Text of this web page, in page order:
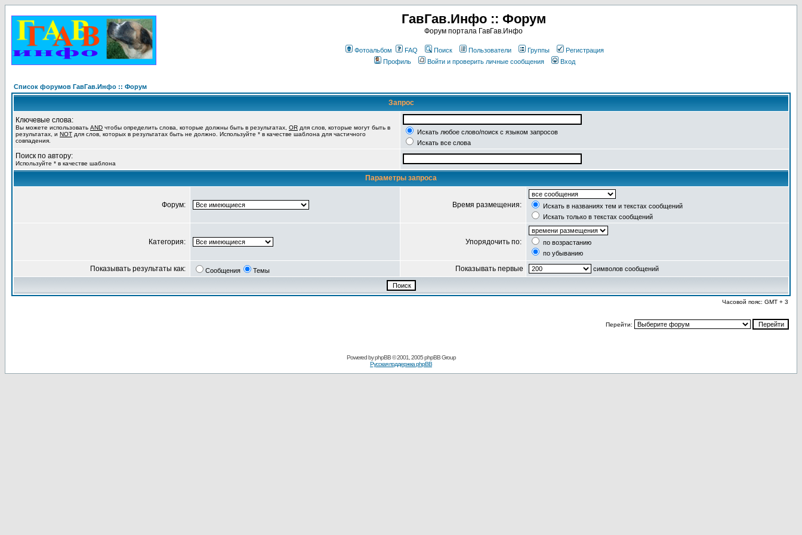
ГавГав.Инфо :: Форум
Форум портала ГавГав.Инфо
Фотоальбом FAQ Поиск Пользователи Группы
Регистрация
Профиль
Войти и проверить личные сообщения Вход
Список форумов ГавГав.Инфо :: Форум
Запрос
Ключевые слова:
Вы можете использовать AND чтобы определить слова, которые должны быть в результатах, OR для слов, которые могут быть в
результатах, и NOT для слов, которых в результатах быть не должно. Используйте * в качестве шаблона для частичного
совпадения.
Искать любое слово/поиск с языком запросов
Искать все слова
Поиск по автору:
Используйте * в качестве шаблона
Параметры запроса
Форум: Время размещения:
Искать в названиях тем и текстах сообщений
Искать только в текстах сообщений
Категория: Упорядочить по:
по возрастанию
по убыванию
Показывать результаты как: Сообщения Темы Показывать первые символов сообщений
Часовой пояс: GMT + 3
Перейти:
Powered byphpBB© 2001, 2005 phpBB Group
Русская поддержка phpBB